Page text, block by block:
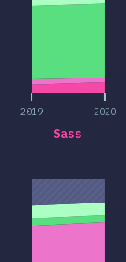
2019 2020
Sass